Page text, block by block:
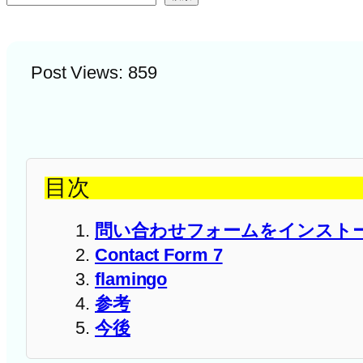
Post Views: 859
目次
問い合わせフォームをインスト
Contact Form 7
flamingo
参考
今後